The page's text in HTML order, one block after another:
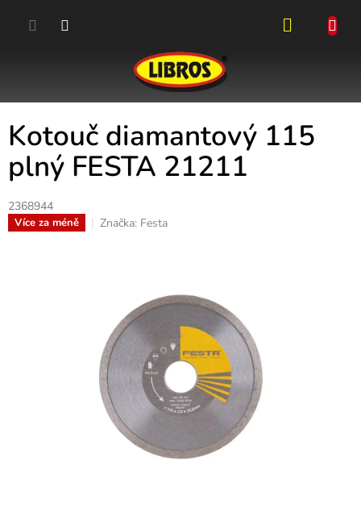
Kotouč diamantový 115
plný FESTA 21211
2368944
Více za méně Značka: Festa